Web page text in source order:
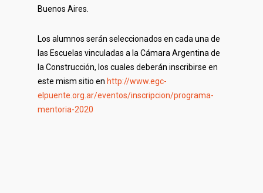
Buenos Aires.
Los alumnos serán seleccionados en cada una de
las Escuelas vinculadas a la Cámara Argentina de
la Construcción, los cuales deberán inscribirse en
este mism sitio en http://www.egc-
elpuente.org.ar/eventos/inscripcion/programa-
mentoria-2020